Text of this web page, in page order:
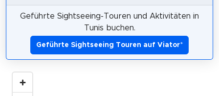
Geführte Sightseeing-Touren und Aktivitäten in
Tunis buchen.
Geführte Sightseeing Touren auf Viator*